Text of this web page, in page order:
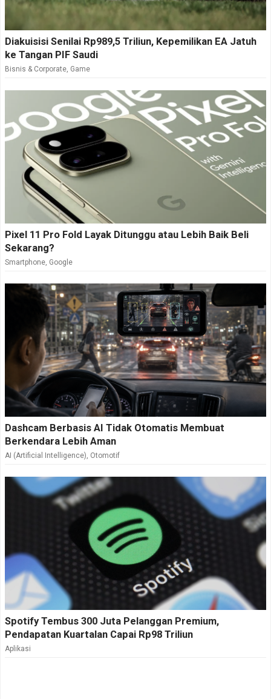
Diakuisisi Senilai Rp989,5 Triliun, Kepemilikan EA Jatuh
ke Tangan PIF Saudi
Bisnis & Corporate, Game
Pixel 11 Pro Fold Layak Ditunggu atau Lebih Baik Beli
Sekarang?
Smartphone, Google
Dashcam Berbasis AI Tidak Otomatis Membuat
Berkendara Lebih Aman
AI (Artificial Intelligence), Otomotif
Spotify Tembus 300 Juta Pelanggan Premium,
Pendapatan Kuartalan Capai Rp98 Triliun
Aplikasi